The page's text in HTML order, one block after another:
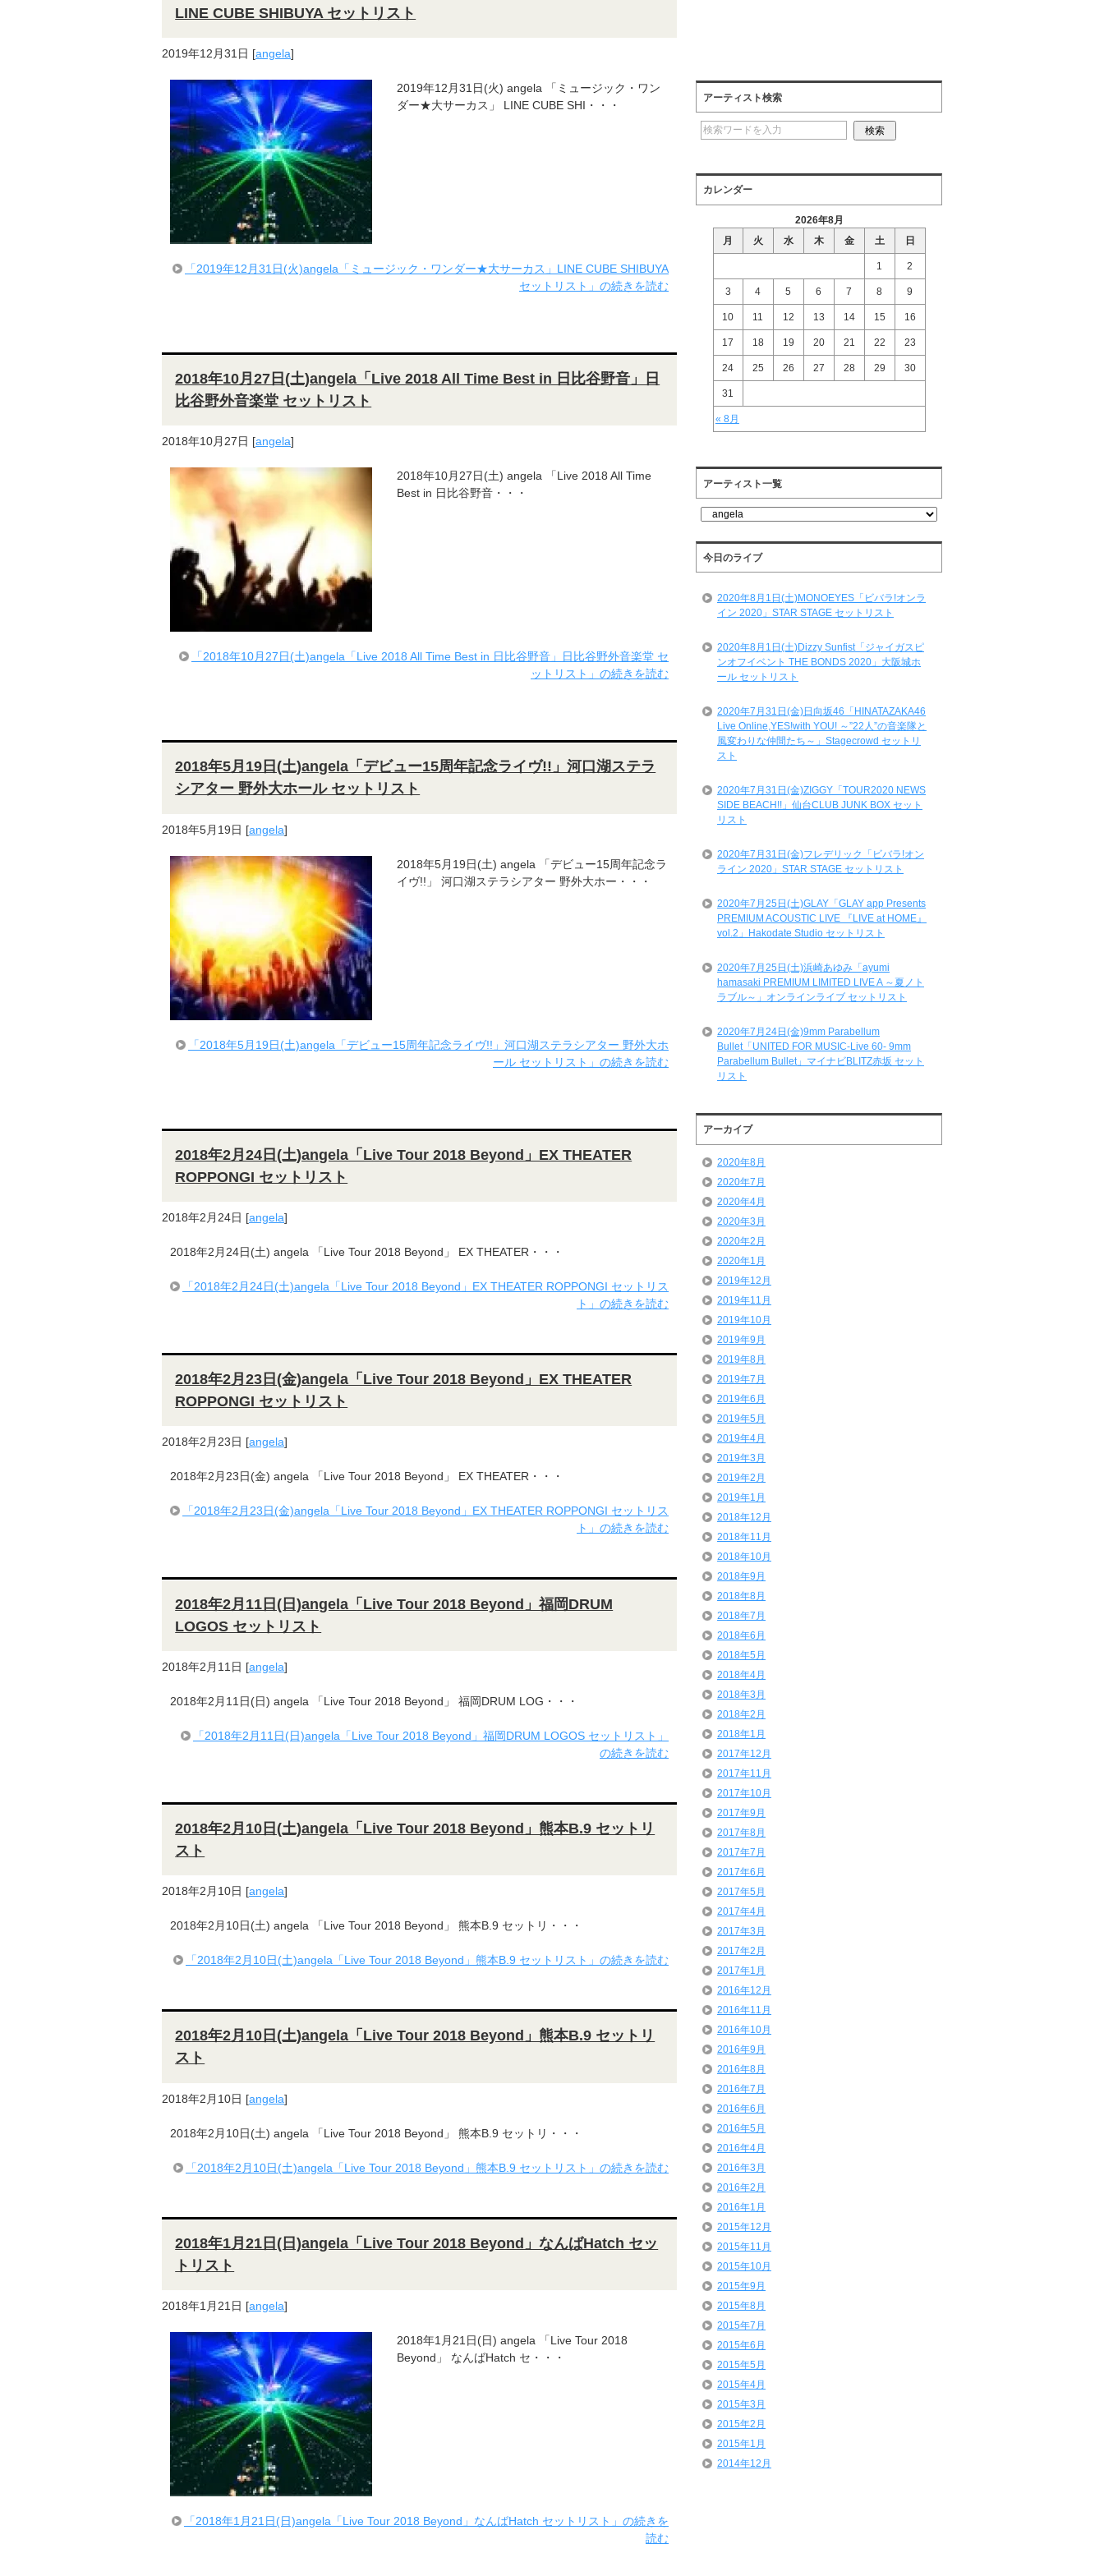
LINE CUBE SHIBUYA セットリスト
2019年12月31日 [angela]
2019年12月31日(火) angela 「ミュージック・ワン
ダー★大サーカス」 LINE CUBE SHI・・・
「2019年12月31日(火)angela「ミュージック・ワンダー★大サーカス」LINE CUBE SHIBUYA
セットリスト」の続きを読む
2018年10月27日(土)angela「Live 2018 All Time Best in 日比谷野音」日
比谷野外音楽堂 セットリスト
2018年10月27日 [angela]
2018年10月27日(土) angela 「Live 2018 All Time
Best in 日比谷野音・・・
「2018年10月27日(土)angela「Live 2018 All Time Best in 日比谷野音」日比谷野外音楽堂 セ
ットリスト」の続きを読む
2018年5月19日(土)angela「デビュー15周年記念ライヴ!!」河口湖ステラ
シアター 野外大ホール セットリスト
2018年5月19日 [angela]
2018年5月19日(土) angela 「デビュー15周年記念ラ
イヴ!!」 河口湖ステラシアター 野外大ホー・・・
「2018年5月19日(土)angela「デビュー15周年記念ライヴ!!」河口湖ステラシアター 野外大ホ
ール セットリスト」の続きを読む
2018年2月24日(土)angela「Live Tour 2018 Beyond」EX THEATER
ROPPONGI セットリスト
2018年2月24日 [angela]
2018年2月24日(土) angela 「Live Tour 2018 Beyond」 EX THEATER・・・
「2018年2月24日(土)angela「Live Tour 2018 Beyond」EX THEATER ROPPONGI セットリス
ト」の続きを読む
2018年2月23日(金)angela「Live Tour 2018 Beyond」EX THEATER
ROPPONGI セットリスト
2018年2月23日 [angela]
2018年2月23日(金) angela 「Live Tour 2018 Beyond」 EX THEATER・・・
「2018年2月23日(金)angela「Live Tour 2018 Beyond」EX THEATER ROPPONGI セットリス
ト」の続きを読む
2018年2月11日(日)angela「Live Tour 2018 Beyond」福岡DRUM
LOGOS セットリスト
2018年2月11日 [angela]
2018年2月11日(日) angela 「Live Tour 2018 Beyond」 福岡DRUM LOG・・・
「2018年2月11日(日)angela「Live Tour 2018 Beyond」福岡DRUM LOGOS セットリスト」
の続きを読む
2018年2月10日(土)angela「Live Tour 2018 Beyond」熊本B.9 セットリ
スト
2018年2月10日 [angela]
2018年2月10日(土) angela 「Live Tour 2018 Beyond」 熊本B.9 セットリ・・・
「2018年2月10日(土)angela「Live Tour 2018 Beyond」熊本B.9 セットリスト」の続きを読む
2018年2月10日(土)angela「Live Tour 2018 Beyond」熊本B.9 セットリ
スト
2018年2月10日 [angela]
2018年2月10日(土) angela 「Live Tour 2018 Beyond」 熊本B.9 セットリ・・・
「2018年2月10日(土)angela「Live Tour 2018 Beyond」熊本B.9 セットリスト」の続きを読む
2018年1月21日(日)angela「Live Tour 2018 Beyond」なんばHatch セッ
トリスト
2018年1月21日 [angela]
2018年1月21日(日) angela 「Live Tour 2018
Beyond」 なんばHatch セ・・・
「2018年1月21日(日)angela「Live Tour 2018 Beyond」なんばHatch セットリスト」の続きを
読む
アーティスト検索
カレンダー
2026年8月
月
火 水 木 金 土 日
« 8月
1 2
3 4 5 6 7 8 9
10 11 12 13 14 15 16
17 18 19 20 21 22 23
24 25 26 27 28 29 30
31
アーティスト一覧
テ
ィ
ス
一
今日のライブ
2020年8月1日(土)MONOEYES「ビバラ!オンラ
イン 2020」STAR STAGE セットリスト
2020年8月1日(土)Dizzy Sunfist「ジャイガスピ
ンオフイベント THE BONDS 2020」大阪城ホ
ール セットリスト
2020年7月31日(金)日向坂46「HINATAZAKA46
Live Online,YES!with YOU! ～”22人”の音楽隊と
風変わりな仲間たち～」Stagecrowd セットリ
スト
2020年7月31日(金)ZIGGY「TOUR2020 NEWS
SIDE BEACH!!」仙台CLUB JUNK BOX セット
リスト
2020年7月31日(金)フレデリック「ビバラ!オン
ライン 2020」STAR STAGE セットリスト
2020年7月25日(土)GLAY「GLAY app Presents
PREMIUM ACOUSTIC LIVE 『LIVE at HOME』
vol.2」Hakodate Studio セットリスト
2020年7月25日(土)浜崎あゆみ「ayumi
hamasaki PREMIUM LIMITED LIVE A ～夏ノト
ラブル～」オンラインライブ セットリスト
2020年7月24日(金)9mm Parabellum
Bullet「UNITED FOR MUSIC-Live 60- 9mm
Parabellum Bullet」マイナビBLITZ赤坂 セット
リスト
アーカイブ
2020年8月
2020年7月
2020年4月
2020年3月
2020年2月
2020年1月
2019年12月
2019年11月
2019年10月
2019年9月
2019年8月
2019年7月
2019年6月
2019年5月
2019年4月
2019年3月
2019年2月
2019年1月
2018年12月
2018年11月
2018年10月
2018年9月
2018年8月
2018年7月
2018年6月
2018年5月
2018年4月
2018年3月
2018年2月
2018年1月
2017年12月
2017年11月
2017年10月
2017年9月
2017年8月
2017年7月
2017年6月
2017年5月
2017年4月
2017年3月
2017年2月
2017年1月
2016年12月
2016年11月
2016年10月
2016年9月
2016年8月
2016年7月
2016年6月
2016年5月
2016年4月
2016年3月
2016年2月
2016年1月
2015年12月
2015年11月
2015年10月
2015年9月
2015年8月
2015年7月
2015年6月
2015年5月
2015年4月
2015年3月
2015年2月
2015年1月
2014年12月